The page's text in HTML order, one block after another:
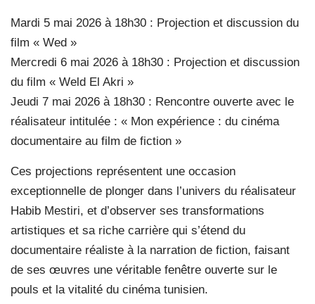
Mardi 5 mai 2026 à 18h30 : Projection et discussion du
film « Wed »
Mercredi 6 mai 2026 à 18h30 : Projection et discussion
du film « Weld El Akri »
Jeudi 7 mai 2026 à 18h30 : Rencontre ouverte avec le
réalisateur intitulée : « Mon expérience : du cinéma
documentaire au film de fiction »
Ces projections représentent une occasion
exceptionnelle de plonger dans l’univers du réalisateur
Habib Mestiri, et d’observer ses transformations
artistiques et sa riche carrière qui s’étend du
documentaire réaliste à la narration de fiction, faisant
de ses œuvres une véritable fenêtre ouverte sur le
pouls et la vitalité du cinéma tunisien.